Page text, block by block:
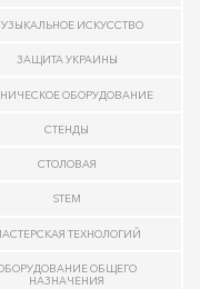
ИСКУССТВО
ЗАЩИТА УКРАИНЫ
ОБОРУДОВАНИЕ
СТЕНДЫ
СТОЛОВАЯ
STEM
ТЕХНОЛОГИЙ
ОБЩЕГО
НАЗНАЧЕНИЯ